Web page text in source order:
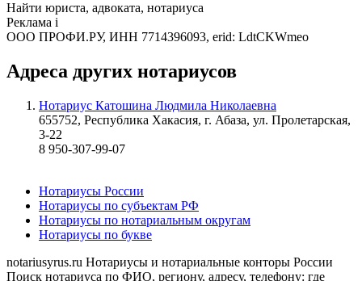
Найти юриста, адвоката, нотариуса
Реклама i
ООО ПРОФИ.РУ, ИНН 7714396093, erid: LdtCKWmeo
Адреса других нотариусов
Нотариус Катошина Людмила Николаевна
655752, Республика Хакасия, г. Абаза, ул. Пролетарская,
3-22
8 950-307-99-07
Нотариусы России
Нотариусы по субъектам РФ
Нотариусы по нотариальным округам
Нотариусы по букве
notariusyrus.ru Нотариусы и нотариальные конторы России
Поиск нотариуса по ФИО, региону, адресу, телефону: где